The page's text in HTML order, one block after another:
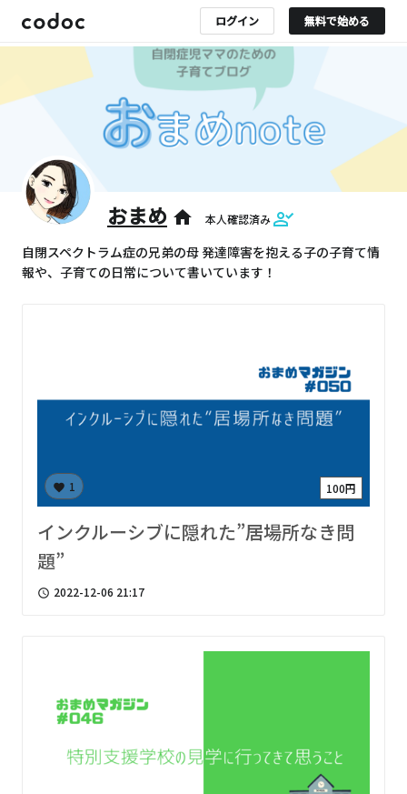
ログイン 無料で始める
おまめ home 本人確認済み
自閉スペクトラム症の兄弟の母 発達障害を抱える子の子育て情
報や、子育ての日常について書いています！
favorite 1 100円
インクルーシブに隠れた”居場所なき問
題”
access_time 2022-12-06 21:17